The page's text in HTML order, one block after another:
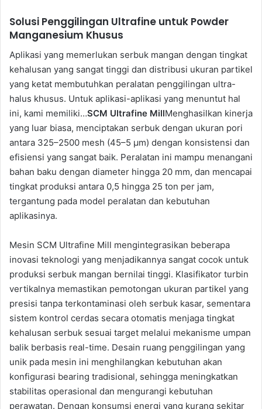
Solusi Penggilingan Ultrafine untuk Powder
Manganesium Khusus
Aplikasi yang memerlukan serbuk mangan dengan tingkat
kehalusan yang sangat tinggi dan distribusi ukuran partikel
yang ketat membutuhkan peralatan penggilingan ultra-
halus khusus. Untuk aplikasi-aplikasi yang menuntut hal
ini, kami memiliki…SCM Ultrafine MillMenghasilkan kinerja
yang luar biasa, menciptakan serbuk dengan ukuran pori
antara 325–2500 mesh (45–5 μm) dengan konsistensi dan
efisiensi yang sangat baik. Peralatan ini mampu menangani
bahan baku dengan diameter hingga 20 mm, dan mencapai
tingkat produksi antara 0,5 hingga 25 ton per jam,
tergantung pada model peralatan dan kebutuhan
aplikasinya.
Mesin SCM Ultrafine Mill mengintegrasikan beberapa
inovasi teknologi yang menjadikannya sangat cocok untuk
produksi serbuk mangan bernilai tinggi. Klasifikator turbin
vertikalnya memastikan pemotongan ukuran partikel yang
presisi tanpa terkontaminasi oleh serbuk kasar, sementara
sistem kontrol cerdas secara otomatis menjaga tingkat
kehalusan serbuk sesuai target melalui mekanisme umpan
balik berbasis real-time. Desain ruang penggilingan yang
unik pada mesin ini menghilangkan kebutuhan akan
konfigurasi bearing tradisional, sehingga meningkatkan
stabilitas operasional dan mengurangi kebutuhan
perawatan. Dengan konsumsi energi yang kurang sekitar